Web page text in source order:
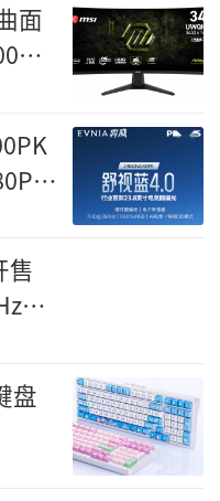
股份有限公司深主
3日）后的关键发
力与产业链整合
LCD高世代产线
屏技术的量产，将
智能手机面板及商
张。随着消费者对
，这项技术将成
持领先的重要筹
的视觉享受”的企
面
售
售
盘